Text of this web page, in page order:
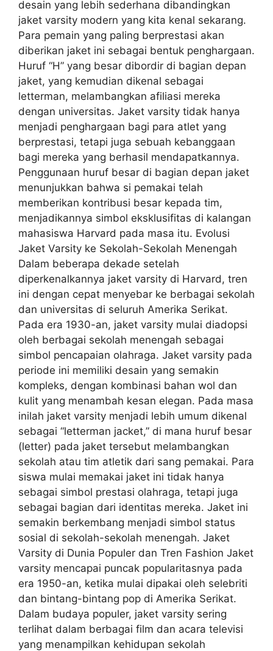
desain yang lebih sederhana dibandingkan
jaket varsity modern yang kita kenal sekarang.
Para pemain yang paling berprestasi akan
diberikan jaket ini sebagai bentuk penghargaan.
Huruf “H” yang besar dibordir di bagian depan
jaket, yang kemudian dikenal sebagai
letterman, melambangkan afiliasi mereka
dengan universitas. Jaket varsity tidak hanya
menjadi penghargaan bagi para atlet yang
berprestasi, tetapi juga sebuah kebanggaan
bagi mereka yang berhasil mendapatkannya.
Penggunaan huruf besar di bagian depan jaket
menunjukkan bahwa si pemakai telah
memberikan kontribusi besar kepada tim,
menjadikannya simbol eksklusifitas di kalangan
mahasiswa Harvard pada masa itu. Evolusi
Jaket Varsity ke Sekolah-Sekolah Menengah
Dalam beberapa dekade setelah
diperkenalkannya jaket varsity di Harvard, tren
ini dengan cepat menyebar ke berbagai sekolah
dan universitas di seluruh Amerika Serikat.
Pada era 1930-an, jaket varsity mulai diadopsi
oleh berbagai sekolah menengah sebagai
simbol pencapaian olahraga. Jaket varsity pada
periode ini memiliki desain yang semakin
kompleks, dengan kombinasi bahan wol dan
kulit yang menambah kesan elegan. Pada masa
inilah jaket varsity menjadi lebih umum dikenal
sebagai “letterman jacket,” di mana huruf besar
(letter) pada jaket tersebut melambangkan
sekolah atau tim atletik dari sang pemakai. Para
siswa mulai memakai jaket ini tidak hanya
sebagai simbol prestasi olahraga, tetapi juga
sebagai bagian dari identitas mereka. Jaket ini
semakin berkembang menjadi simbol status
sosial di sekolah-sekolah menengah. Jaket
Varsity di Dunia Populer dan Tren Fashion Jaket
varsity mencapai puncak popularitasnya pada
era 1950-an, ketika mulai dipakai oleh selebriti
dan bintang-bintang pop di Amerika Serikat.
Dalam budaya populer, jaket varsity sering
terlihat dalam berbagai film dan acara televisi
yang menampilkan kehidupan sekolah